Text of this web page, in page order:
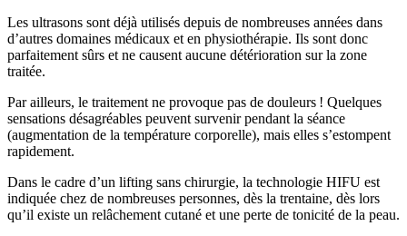
Les ultrasons sont déjà utilisés depuis de nombreuses années dans
d’autres domaines médicaux et en physiothérapie. Ils sont donc
parfaitement sûrs et ne causent aucune détérioration sur la zone
traitée.
Par ailleurs, le traitement ne provoque pas de douleurs ! Quelques
sensations désagréables peuvent survenir pendant la séance
(augmentation de la température corporelle), mais elles s’estompent
rapidement.
Dans le cadre d’un lifting sans chirurgie, la technologie HIFU est
indiquée chez de nombreuses personnes, dès la trentaine, dès lors
qu’il existe un relâchement cutané et une perte de tonicité de la peau.